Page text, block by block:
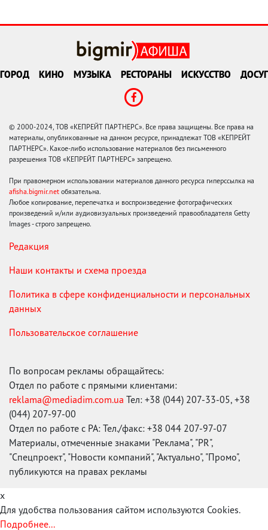
ГОРОД КИНО МУЗЫКА РЕСТОРАНЫ ИСКУССТВО ДОСУГ
© 2000-2024, ТОВ «КЕПРЕЙТ ПАРТНЕРС». Все права защищены. Все права на
материалы, опубликованные на данном ресурсе, принадлежат ТОВ «КЕПРЕЙТ
ПАРТНЕРС». Какое-либо использование материалов без письменного
разрешения ТОВ «КЕПРЕЙТ ПАРТНЕРС» запрещено.
При правомерном использовании материалов данного ресурса гиперссылка на
afisha.bigmir.net обязательна.
Любое копирование, перепечатка и воспроизведение фотографических
произведений и/или аудиовизуальных произведений правообладателя Getty
Images - строго запрещено.
Редакция
Наши контакты и схема проезда
Политика в сфере конфиденциальности и персональных
данных
Пользовательское соглашение
По вопросам рекламы обращайтесь:
Отдел по работе с прямыми клиентами:
reklama@mediadim.com.ua Тел: +38 (044) 207-33-05, +38
(044) 207-97-00
Отдел по работе с РА: Тел./факс: +38 044 207-97-07
Материалы, отмеченные знаками "Реклама", "PR",
"Спецпроект", "Новости компаний", "Актуально", "Промо",
публикуются на правах рекламы
x
Для удобства пользования сайтом используются Cookies.
Подробнее...